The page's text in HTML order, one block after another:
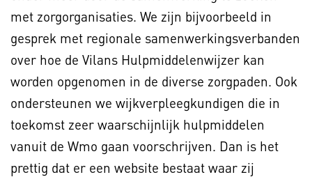
met zorgorganisaties. We zijn bijvoorbeeld in
gesprek met regionale samenwerkingsverbanden
over hoe de Vilans Hulpmiddelenwijzer kan
worden opgenomen in de diverse zorgpaden. Ook
ondersteunen we wijkverpleegkundigen die in
toekomst zeer waarschijnlijk hulpmiddelen
vanuit de Wmo gaan voorschrijven. Dan is het
prettig dat er een website bestaat waar zij